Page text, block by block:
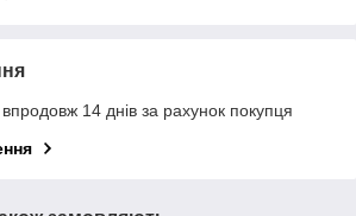
14 днів за рахунок покупця